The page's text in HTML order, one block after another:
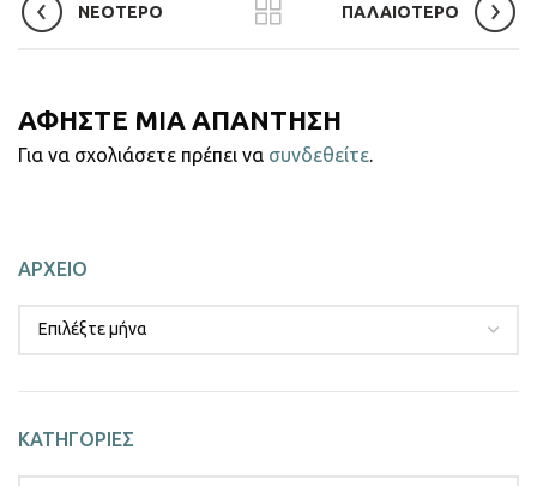
ΝΕΟΤΕΡΟ ΠΑΛΑΙΟΤΕΡΟ
ΑΦΗΣΤΕ ΜΙΑ ΑΠΑΝΤΗΣΗ
Για να σχολιάσετε πρέπει να συνδεθείτε.
ΑΡΧΕΙΟ
ΚΑΤΗΓΟΡΙΕΣ